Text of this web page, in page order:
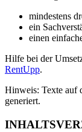
mindestens
ein
einen
Hilfe bei der
RentUpp.
Hinweis: Texte auf
generiert.